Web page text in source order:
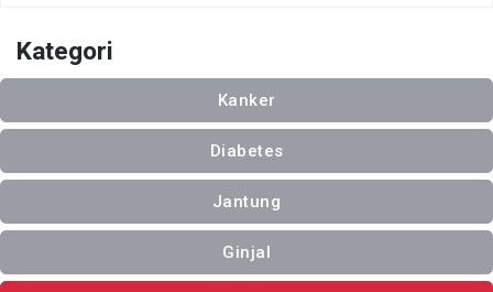
Kategori
Kanker
Diabetes
Jantung
Ginjal